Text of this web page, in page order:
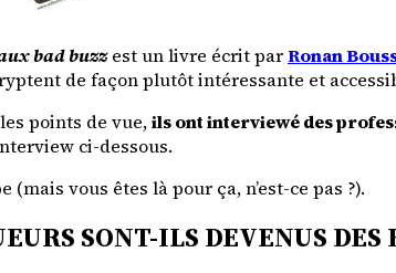
bad buzzest un livre écrit parRonan
de façon plutôt intéressante et
points de vue,ils ont interviewé des
ci-dessous.
(mais vous êtes là pour ça, n’est-ce pas ?).
SONT-ILS DEVENUS